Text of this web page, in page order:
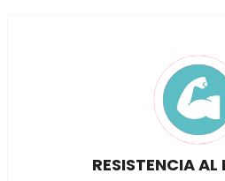
RESISTENCIA AL